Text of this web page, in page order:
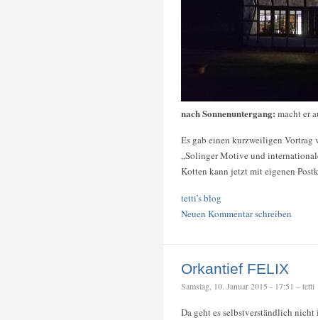
nach Sonnenuntergang: macht er
Es gab einen kurzweiligen Vortrag
„Solinger Motive und
Kotten kann jetzt mit eigenen
tetti's blog
Neuen Kommentar schreiben
Orkantief FELIX
Samstag, 10. Januar 2015 - 17:51 – tetti
Da geht es selbstverständlich nicht